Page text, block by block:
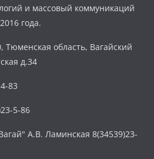
и массовый коммуникаций
года.
Тюменская область, Вагайский
д.34
83
5-86
А.В. Ламинская 8(34539)23-